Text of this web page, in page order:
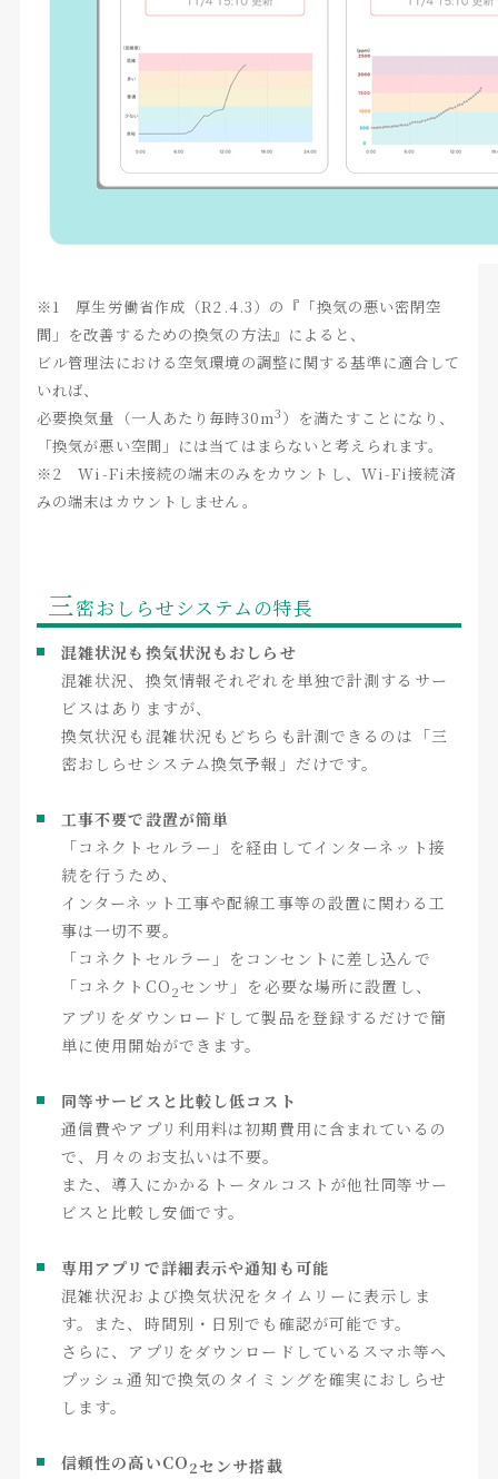
※1 厚生労働省作成（R2.4.3）の『「換気の悪い密閉空
間」を改善するための換気の方法』によると、
ビル管理法における空気環境の調整に関する基準に適合して
いれば、
必要換気量（一人あたり毎時30m3）を満たすことになり、
「換気が悪い空間」には当てはまらないと考えられます。
※2 Wi-Fi未接続の端末のみをカウントし、Wi-Fi接続済
みの端末はカウントしません。
三密おしらせシステムの特長
混雑状況も換気状況もおしらせ
混雑状況、換気情報それぞれを単独で計測するサー
ビスはありますが、
換気状況も混雑状況もどちらも計測できるのは「三
密おしらせシステム換気予報」だけです。
工事不要で設置が簡単
「コネクトセルラー」を経由してインターネット接
続を行うため、
インターネット工事や配線工事等の設置に関わる工
事は一切不要。
「コネクトセルラー」をコンセントに差し込んで
「コネクトCO2センサ」を必要な場所に設置し、
アプリをダウンロードして製品を登録するだけで簡
単に使用開始ができます。
同等サービスと比較し低コスト
通信費やアプリ利用料は初期費用に含まれているの
で、月々のお支払いは不要。
また、導入にかかるトータルコストが他社同等サー
ビスと比較し安価です。
専用アプリで詳細表示や通知も可能
混雑状況および換気状況をタイムリーに表示しま
す。また、時間別・日別でも確認が可能です。
さらに、アプリをダウンロードしているスマホ等へ
プッシュ通知で換気のタイミングを確実におしらせ
します。
信頼性の高いCO2センサ搭載